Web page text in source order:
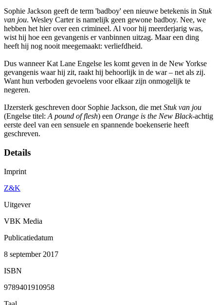
Sophie Jackson geeft de term 'badboy' een nieuwe betekenis in Stuk
van jou. Wesley Carter is namelijk geen gewone badboy. Nee, we
hebben het hier over een crimineel. Al voor hij meerderjarig was,
wist hij hoe een gevangenis er vanbinnen uitzag. Maar een ding
heeft hij nog nooit meegemaakt: verliefdheid.
Dus wanneer Kat Lane Engelse les komt geven in de New Yorkse
gevangenis waar hij zit, raakt hij behoorlijk in de war – net als zij.
Want hun verboden gevoelens voor elkaar zijn onmogelijk te
negeren.
IJzersterk geschreven door Sophie Jackson, die metStuk van jou
(Engelse titel:A pound of flesh) een Orange is the New Black-achtig
eerste deel van een sensuele en spannende boekenserie heeft
geschreven.
Details
Imprint
Z&K
Uitgever
VBK Media
Publicatiedatum
8 september 2017
ISBN
9789401910958